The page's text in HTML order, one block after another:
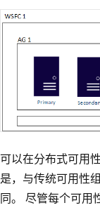
可以在分布式可用
是，与传统可用性
同。 尽管每个可用